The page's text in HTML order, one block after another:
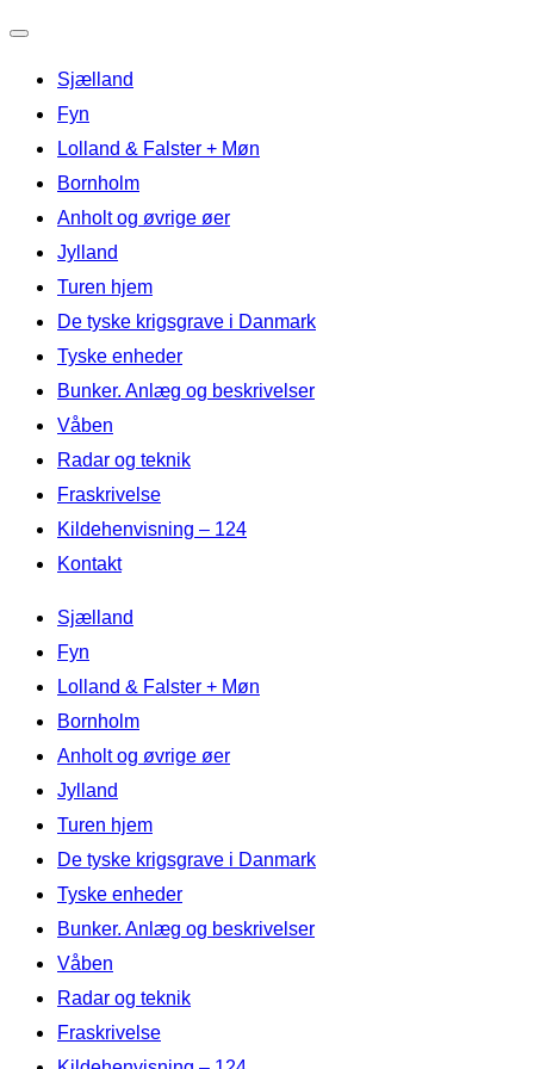
navigation
til/fra
Sjælland
Fyn
Lolland & Falster + Møn
Bornholm
Anholt og øvrige øer
Jylland
Turen hjem
De tyske krigsgrave i Danmark
Tyske enheder
Bunker. Anlæg og beskrivelser
Våben
Radar og teknik
Fraskrivelse
Kildehenvisning – 124
Kontakt
Videre
indhold
Sjælland
Fyn
Lolland & Falster + Møn
Bornholm
Anholt og øvrige øer
Jylland
Turen hjem
De tyske krigsgrave i Danmark
Tyske enheder
Bunker. Anlæg og beskrivelser
Våben
Radar og teknik
Fraskrivelse